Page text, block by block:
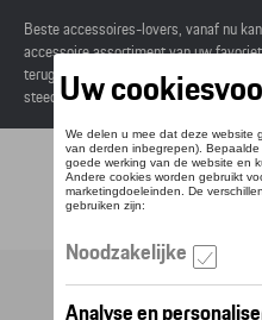
Beste accessoires-lovers, vanaf nu
accessoire assortiment van uw
terugvinden in de online catalogus.
steeds besteld worden via uw dealer.